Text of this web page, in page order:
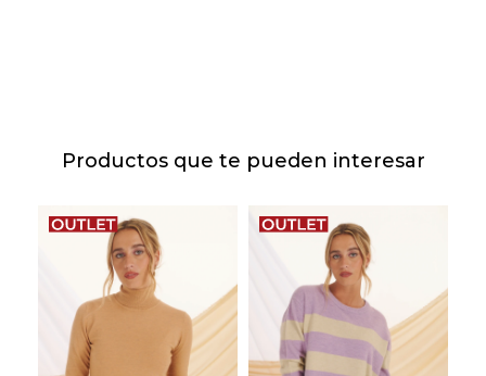
Productos que te pueden interesar